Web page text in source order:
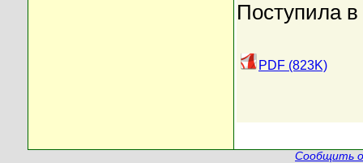
Поступила
PDF (823K)
Сообщить о